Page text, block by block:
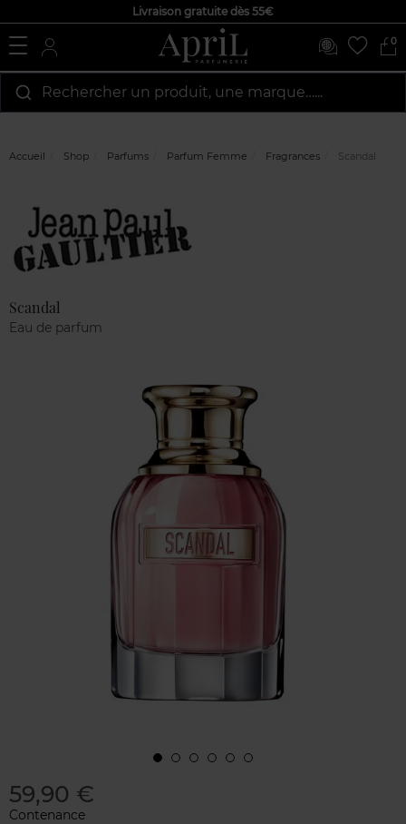
Livraison gratuite dès 55€
0
Rechercher un produit, une marque…...
Accueil Shop Parfums Parfum Femme Fragrances Scandal
Scandal
Eau de parfum
59,90 €
Contenance